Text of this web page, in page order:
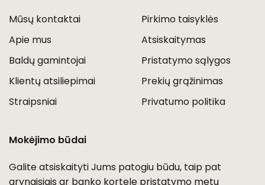
Mūsų kontaktai
Apie mus
Baldų gamintojai
Klientų atsiliepimai
Straipsniai
Pirkimo taisyklės
Atsiskaitymas
Pristatymo sąlygos
Prekių grąžinimas
Privatumo politika
Mokėjimo būdai
Galite atsiskaityti Jums patogiu būdu, taip pat
grynaisiais ar banko kortele pristatymo metu